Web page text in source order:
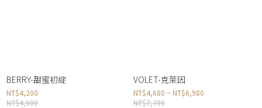
BERRY-甜蜜初綻
NT$4,200
NT$4,680
VOLET-克萊因
NT$4,680 ~ NT$6,980
NT$7,780